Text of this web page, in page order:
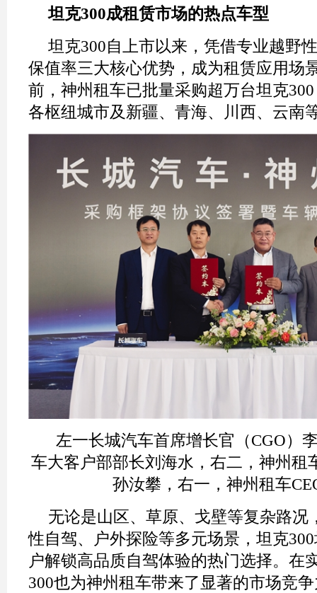
坦克300成租赁市场的热点车型
坦克300自上市以来，凭借专业越野
保值率三大核心优势，成为租赁应用场
前，神州租车已批量采购超万台坦克
各枢纽城市及新疆、青海、川西、云南
左一长城汽车首席增长官（CGO）
车大客户部部长刘海水，右二，神州租
孙汝攀，右一，神州租车
无论是山区、草原、戈壁等复杂路况
性自驾、户外探险等多元场景，坦克
户解锁高品质自驾体验的热门选择。在
300也为神州租车带来了显著的市场竞